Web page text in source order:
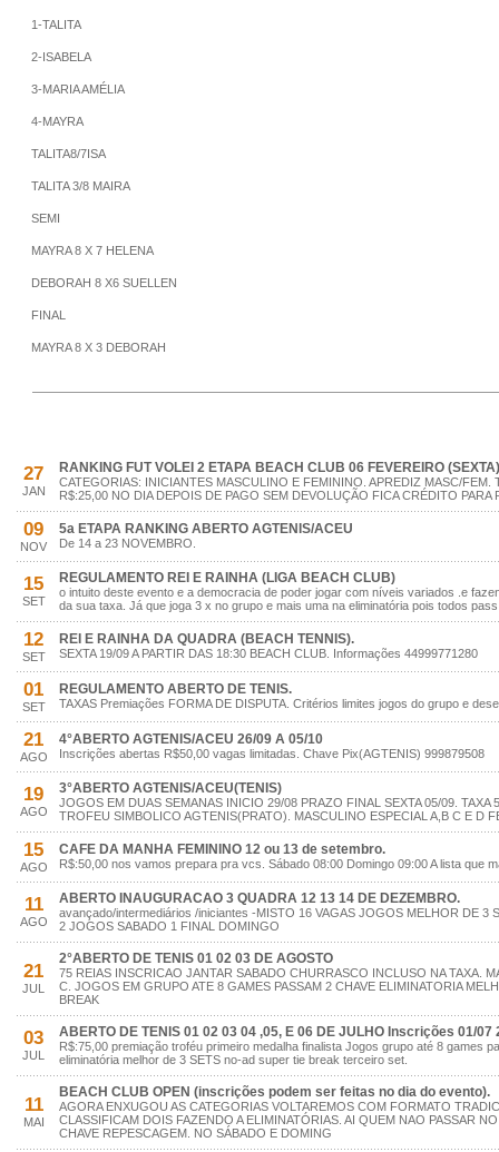
1-TALITA
2-ISABELA
3-MARIA AMÉLIA
4-MAYRA
TALITA8/7ISA
TALITA 3/8 MAIRA
SEMI
MAYRA 8 X 7 HELENA
DEBORAH 8 X6 SUELLEN
FINAL
MAYRA 8 X 3 DEBORAH
27
JAN
RANKING FUT VOLEI 2 ETAPA BEACH CLUB 06 FEVEREIRO (SEXTA)
CATEGORIAS: INICIANTES MASCULINO E FEMININO. APREDIZ MASC/FEM.
R$:25,00 NO DIA DEPOIS DE PAGO SEM DEVOLUÇÃO FICA CRÉDITO PARA
09
NOV
5a ETAPA RANKING ABERTO AGTENIS/ACEU
De 14 a 23 NOVEMBRO.
15
SET
REGULAMENTO REI E RAINHA (LIGA BEACH CLUB)
o intuito deste evento e a democracia de poder jogar com níveis variados .e
da sua taxa. Já que joga 3 x no grupo e mais uma na eliminatória pois todos pass
12
SET
REI E RAINHA DA QUADRA (BEACH TENNIS).
SEXTA 19/09 A PARTIR DAS 18:30 BEACH CLUB. Informações 44999771280
01
SET
REGULAMENTO ABERTO DE TENIS.
TAXAS Premiações FORMA DE DISPUTA. Critérios limites jogos do grupo e
21
AGO
4°ABERTO AGTENIS/ACEU 26/09 A 05/10
Inscrições abertas R$50,00 vagas limitadas. Chave Pix(AGTENIS) 999879508
19
AGO
3°ABERTO AGTENIS/ACEU(TENIS)
JOGOS EM DUAS SEMANAS INICIO 29/08 PRAZO FINAL SEXTA 05/09. TAXA
TROFEU SIMBOLICO AGTENIS(PRATO). MASCULINO ESPECIAL A,B C E D
15
AGO
CAFE DA MANHA FEMININO 12 ou 13 de setembro.
R$:50,00 nos vamos prepara pra vcs. Sábado 08:00 Domingo 09:00 A lista que
11
AGO
ABERTO INAUGURACAO 3 QUADRA 12 13 14 DE DEZEMBRO.
avançado/intermediários /iniciantes -MISTO 16 VAGAS JOGOS MELHOR DE 3
2 JOGOS SABADO 1 FINAL DOMINGO
21
JUL
2°ABERTO DE TENIS 01 02 03 DE AGOSTO
75 REIAS INSCRICAO JANTAR SABADO CHURRASCO INCLUSO NA TAXA.
C. JOGOS EM GRUPO ATE 8 GAMES PASSAM 2 CHAVE ELIMINATORIA
BREAK
03
JUL
ABERTO DE TENIS 01 02 03 04 ,05, E 06 DE JULHO Inscrições 01/07
R$:75,00 premiação troféu primeiro medalha finalista Jogos grupo até 8 games
eliminatória melhor de 3 SETS no-ad super tie break terceiro set.
11
MAI
BEACH CLUB OPEN (inscrições podem ser feitas no dia do evento).
AGORA ENXUGOU AS CATEGORIAS VOLTAREMOS COM FORMATO
CLASSIFICAM DOIS FAZENDO A ELIMINATÓRIAS. AI QUEM NAO PASSAR
CHAVE REPESCAGEM. NO SÁBADO E DOMING